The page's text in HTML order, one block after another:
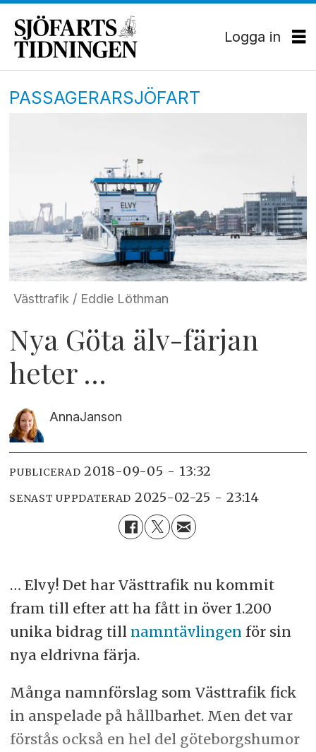
Logga in
PASSAGERARSJÖFART
Västtrafik / Eddie Löthman
Nya Göta älv-färjan
heter …
AnnaJanson
PUBLICERAD 2018-09-05 - 13:32
SENAST UPPDATERAD 2025-02-25 - 23:14
… Elvy! Det har Västtrafik nu kommit
fram till efter att ha fått in över 1.200
unika bidrag till namntävlingen för sin
nya eldrivna färja.
Många namnförslag som Västtrafik fick
in anspelade på hållbarhet. Men det var
förstås också en hel del göteborgshumor